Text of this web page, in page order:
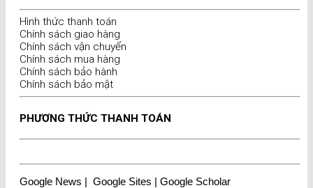
Hình thức thanh toán
Chính sách giao hàng
Chính sách vận chuyển
Chính sách mua hàng
Chính sách bảo hành
Chính sách bảo mật
PHƯƠNG THỨC THANH TOÁN
Google News | Google Sites | Google Scholar